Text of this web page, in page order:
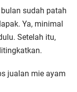
sudah patah
Ya, minimal
Setelah itu,
jualan mie ayam